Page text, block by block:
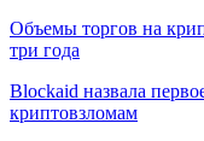
Объемы торгов на
три года
Blockaid назвала
криптовзломам